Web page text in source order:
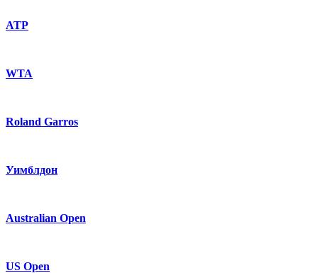
ATP
WTA
Roland Garros
Уимблдон
Australian Open
US Open